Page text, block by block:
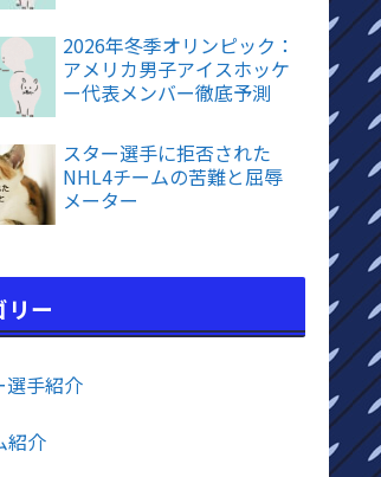
2026年冬季オリンピック：
アメリカ男子アイスホッケ
ー代表メンバー徹底予測
スター選手に拒否された
NHL4チームの苦難と屈辱
メーター
リー
選手紹介
紹介